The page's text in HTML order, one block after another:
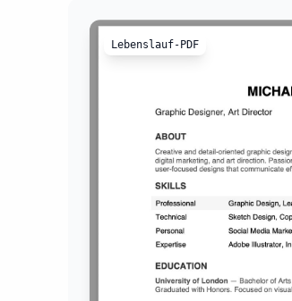
{
"contact_information":
"address": "123
"email"
"phone": "+1 (234)
"website":
"about": "Creative
with over 8 years of
marketing, and art
storytelling and
communicate effectively."
Lebenslauf-PDF